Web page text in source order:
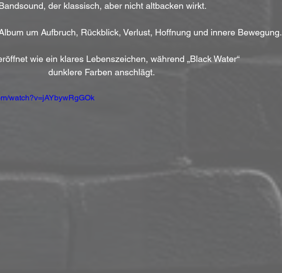
der klassisch, aber nicht altbacken wirkt.
um Aufbruch, Rückblick, Verlust, Hoffnung und innere Bewegung.
wie ein klares Lebenszeichen, während „Black Water“
dunklere Farben anschlägt.
watch?v=jAYbywRgGOk